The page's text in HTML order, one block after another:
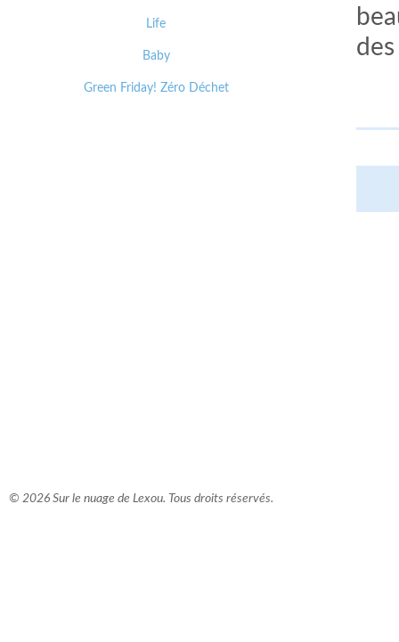
Life
Baby
Green Friday! Zéro Déchet
© 2026 Sur le nuage de Lexou. Tous droits réservés.